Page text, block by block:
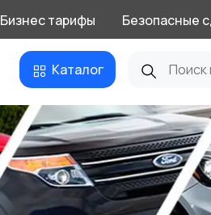
Бизнес тарифы Безопасные
Каталог